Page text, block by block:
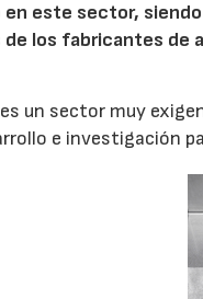
en este sector,
de los fabricantes de
un sector muy
e investigación